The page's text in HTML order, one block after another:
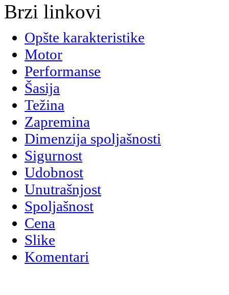
Brzi linkovi
Opšte karakteristike
Motor
Performanse
Šasija
Težina
Zapremina
Dimenzija spoljašnosti
Sigurnost
Udobnost
Unutrašnjost
Spoljašnost
Cena
Slike
Komentari